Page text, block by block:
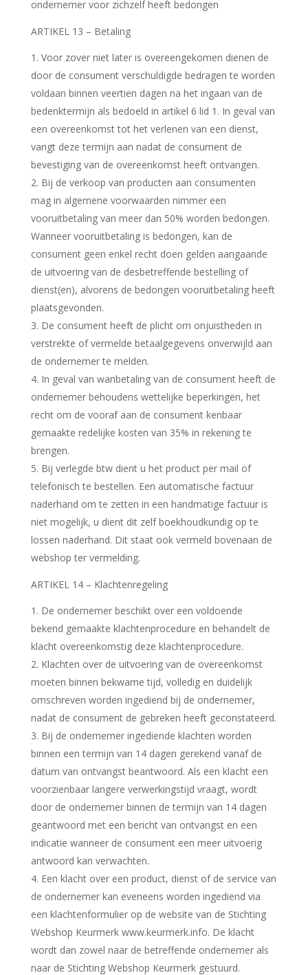
ondernemer voor zichzelf heeft bedongen
ARTIKEL 13 – Betaling
Voor zover niet later is overeengekomen dienen de
door de consument verschuldigde bedragen te worden
voldaan binnen veertien dagen na het ingaan van de
bedenktermijn als bedoeld in artikel 6 lid 1. In geval van
een overeenkomst tot het verlenen van een dienst,
vangt deze termijn aan nadat de consument de
bevestiging van de overeenkomst heeft ontvangen.
2. Bij de verkoop van producten aan consumenten
mag in algemene voorwaarden nimmer een
vooruitbetaling van meer dan 50% worden bedongen.
Wanneer vooruitbetaling is bedongen, kan de
consument geen enkel recht doen gelden aangaande
de uitvoering van de desbetreffende bestelling of
dienst(en), alvorens de bedongen vooruitbetaling heeft
plaatsgevonden.
3. De consument heeft de plicht om onjuistheden in
verstrekte of vermelde betaalgegevens onverwijld aan
de ondernemer te melden.
4. In geval van wanbetaling van de consument heeft de
ondernemer behoudens wettelijke beperkingen, het
recht om de vooraf aan de consument kenbaar
gemaakte redelijke kosten van 35% in rekening te
brengen.
5. Bij verlegde btw dient u het product per mail of
telefonisch te bestellen. Een automatische factuur
naderhand om te zetten in een handmatige factuur is
niet mogelijk, u dient dit zelf boekhoudkundig op te
lossen naderhand. Dit staat ook vermeld bovenaan de
webshop ter vermelding.
ARTIKEL 14 – Klachtenregeling
De ondernemer beschikt over een voldoende
bekend gemaakte klachtenprocedure en behandelt de
klacht overeenkomstig deze klachtenprocedure.
2. Klachten over de uitvoering van de overeenkomst
moeten binnen bekwame tijd, volledig en duidelijk
omschreven worden ingediend bij de ondernemer,
nadat de consument de gebreken heeft geconstateerd.
3. Bij de ondernemer ingediende klachten worden
binnen een termijn van 14 dagen gerekend vanaf de
datum van ontvangst beantwoord. Als een klacht een
voorzienbaar langere verwerkingstijd vraagt, wordt
door de ondernemer binnen de termijn van 14 dagen
geantwoord met een bericht van ontvangst en een
indicatie wanneer de consument een meer uitvoerig
antwoord kan verwachten.
4. Een klacht over een product, dienst of de service van
de ondernemer kan eveneens worden ingediend via
een klachtenformulier op de website van de Stichting
Webshop Keurmerk www.keurmerk.info. De klacht
wordt dan zowel naar de betreffende ondernemer als
naar de Stichting Webshop Keurmerk gestuurd.